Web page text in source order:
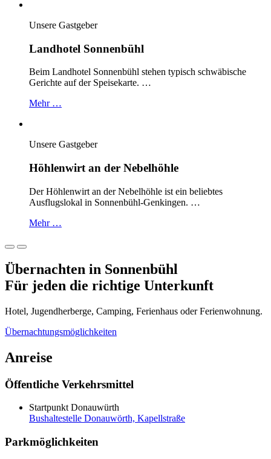
Unsere Gastgeber
Landhotel Sonnenbühl
Beim Landhotel Sonnenbühl stehen typisch schwäbische
Gerichte auf der Speisekarte. …
Mehr …
Unsere Gastgeber
Höhlenwirt an der Nebelhöhle
Der Höhlenwirt an der Nebelhöhle ist ein beliebtes
Ausflugslokal in Sonnenbühl-Genkingen. …
Mehr …
Übernachten in Sonnenbühl
Für jeden die richtige Unterkunft
Hotel, Jugendherberge, Camping, Ferienhaus oder Ferienwohnung.
Übernachtungsmöglichkeiten
Anreise
Öffentliche Verkehrsmittel
Startpunkt Donauwürth
Bushaltestelle Donauwörth, Kapellstraße
Parkmöglichkeiten